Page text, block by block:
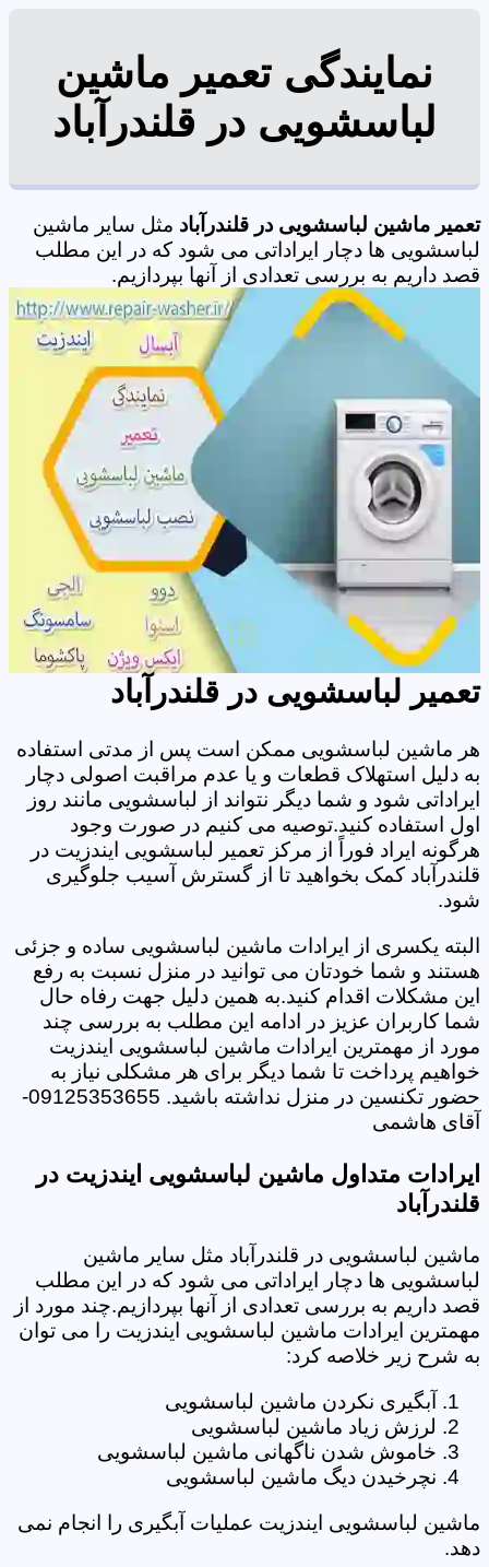
نمایندگی تعمیر ماشین
لباسشویی در قلندرآباد
تعمیر ماشین لباسشویی در قلندرآباد مثل سایر ماشین
لباسشویی ها دچار ایراداتی می شود که در این مطلب
قصد داریم به بررسی تعدادی از آنها بپردازیم.
تعمیر لباسشویی در قلندرآباد
هر ماشین لباسشویی ممکن است پس از مدتی استفاده
به دلیل استهلاک قطعات و یا عدم مراقبت اصولی دچار
ایراداتی شود و شما دیگر نتواند از لباسشویی مانند روز
اول استفاده کنید.توصیه می کنیم در صورت وجود
هرگونه ایراد فوراً از مرکز تعمیر لباسشویی ایندزیت در
قلندرآباد کمک بخواهید تا از گسترش آسیب جلوگیری
شود.
البته یکسری از ایرادات ماشین لباسشویی ساده و جزئی
هستند و شما خودتان می توانید در منزل نسبت به رفع
این مشکلات اقدام کنید.به همین دلیل جهت رفاه حال
شما کاربران عزیز در ادامه این مطلب به بررسی چند
مورد از مهمترین ایرادات ماشین لباسشویی ایندزیت
خواهیم پرداخت تا شما دیگر برای هر مشکلی نیاز به
حضور تکنسین در منزل نداشته باشید. 09125353655-
آقای هاشمی
ایرادات متداول ماشین لباسشویی ایندزیت در
قلندرآباد
ماشین لباسشویی در قلندرآباد مثل سایر ماشین
لباسشویی ها دچار ایراداتی می شود که در این مطلب
قصد داریم به بررسی تعدادی از آنها بپردازیم.چند مورد از
مهمترین ایرادات ماشین لباسشویی ایندزیت را می توان
به شرح زیر خلاصه کرد:
آبگیری نکردن ماشین لباسشویی
لرزش زیاد ماشین لباسشویی
خاموش شدن ناگهانی ماشین لباسشویی
نچرخیدن دیگ ماشین لباسشویی
ماشین لباسشویی ایندزیت عملیات آبگیری را انجام نمی
دهد.